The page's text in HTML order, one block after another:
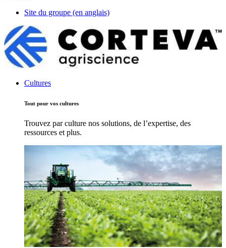
Site du groupe (en anglais)
Cultures
Tout pour vos cultures
Trouvez par culture nos solutions, de l’expertise, des
ressources et plus.